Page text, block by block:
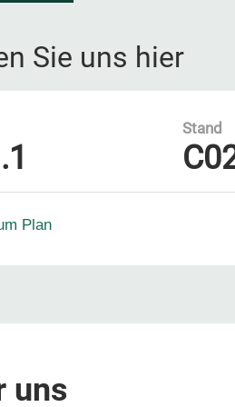
Sie uns hier
Stand
Plan
uns